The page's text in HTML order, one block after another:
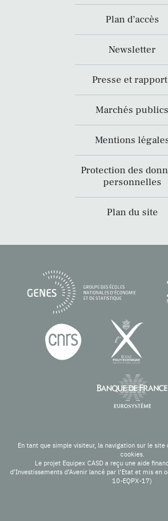
Plan d’accès
Newsletter
Presse et
Marchés publics
Mentions
Protection des
personnelles
Plan du site
En tant que simple visiteur, la navigation sur le site
cookies.
Le projet Equipex CASD a reçu une aide
d’Investissements d’Avenir lancé par l’Etat et mis en
10-EQPX-17)